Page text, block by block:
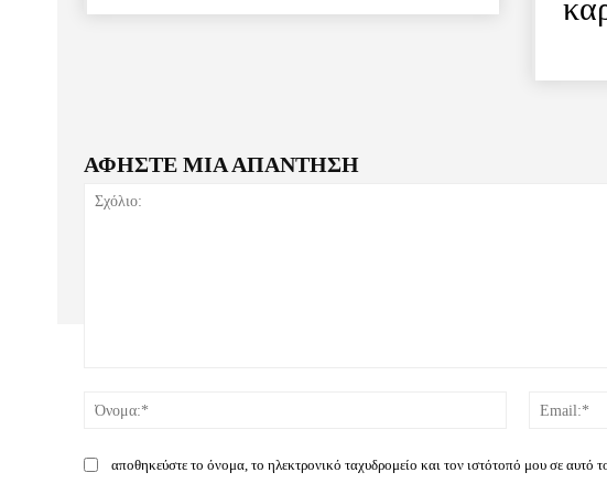
ΑΦΗΣΤΕ ΜΙΑ ΑΠΑΝΤΗΣΗ
Όνομα:*
αποθηκεύστε το όνομα, το ηλεκτρονικό ταχυδρομείο και τον ιστότοπό μου σε